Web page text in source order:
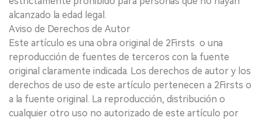
alcanzado la edad legal.
Aviso de Derechos de Autor
Este artículo es una obra original de 2Firsts o una
reproducción de fuentes de terceros con la fuente
original claramente indicada. Los derechos de autor y los
derechos de uso de este artículo pertenecen a 2Firsts o
a la fuente original. La reproducción, distribución o
cualquier otro uso no autorizado de este artículo por